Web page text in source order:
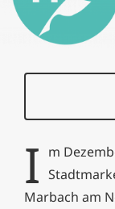
I m
Marbach am